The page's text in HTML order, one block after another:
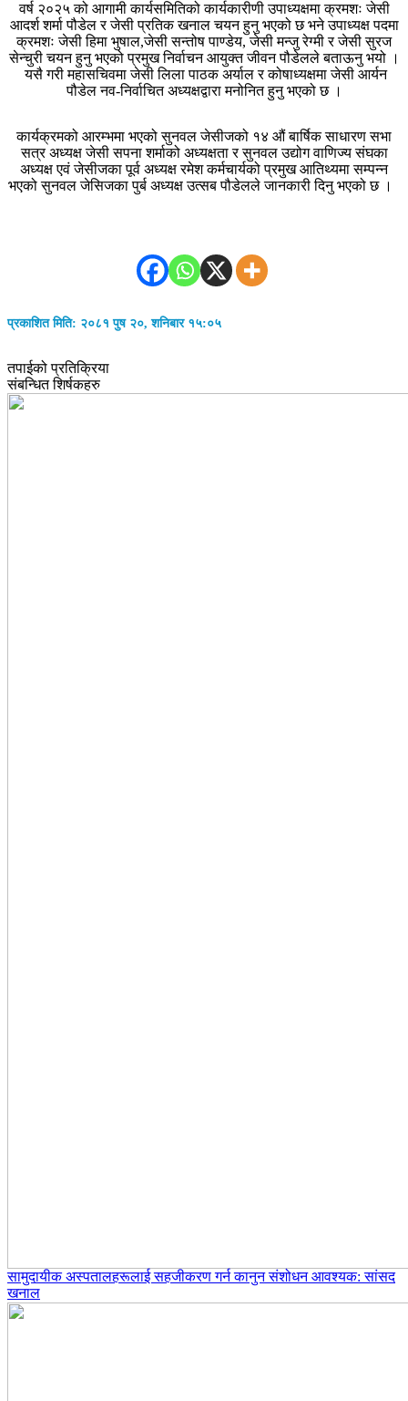
वर्ष २०२५ को आगामी कार्यसमितिको कार्यकारीणी उपाध्यक्षमा क्रमशः जेसी
आदर्श शर्मा पौडेल र जेसी प्रतिक खनाल चयन हुनु भएको छ भने उपाध्यक्ष पदमा
क्रमशः जेसी हिमा भुषाल,जेसी सन्तोष पाण्डेय, जेसी मन्जु रेग्मी र जेसी सुरज
सेन्चुरी चयन हुनु भएको प्रमुख निर्वाचन आयुक्त जीवन पौडेलले बताऊनु भयो ।
यसै गरी महासचिवमा जेसी लिला पाठक अर्याल र कोषाध्यक्षमा जेसी आर्यन
पौडेल नव-निर्वाचित अध्यक्षद्वारा मनोनित हुनु भएको छ ।
कार्यक्रमको आरम्भमा भएको सुनवल जेसीजको १४ औं बार्षिक साधारण सभा
सत्र अध्यक्ष जेसी सपना शर्माको अध्यक्षता र सुनवल उद्योग वाणिज्य संघका
अध्यक्ष एवं जेसीजका पूर्व अध्यक्ष रमेश कर्मचार्यको प्रमुख आतिथ्यमा सम्पन्न
भएको सुनवल जेसिजका पुर्ब अध्यक्ष उत्सब पौडेलले जानकारी दिनु भएको छ ।
प्रकाशित मिति: २०८१ पुष २०, शनिबार १५:०५
तपाईको प्रतिक्रिया
संबन्धित शिर्षकहरु
सामुदायीक अस्पतालहरूलाई सहजीकरण गर्न कानुन संशोधन आवश्यक: सांसद
खनाल